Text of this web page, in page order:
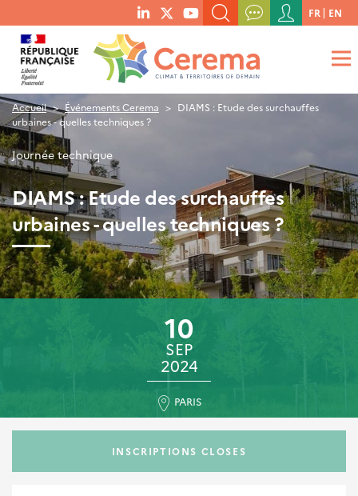
menu
social
links
RECHERCHER UN MOT-CLÉ, UNE PUBLICATION, ETC.
QUE RECHERCHEZ-VOUS ?
Menu
du
compte
de
l'utilisateur
FR EN
Accueil Événements Cerema
DIAMS : Etude des surchauffes
urbaines - quelles techniques ?
Journée technique
DIAMS : Etude des surchauffes
urbaines - quelles techniques ?
10
SEP
2024
PARIS
INSCRIPTIONS CLOSES